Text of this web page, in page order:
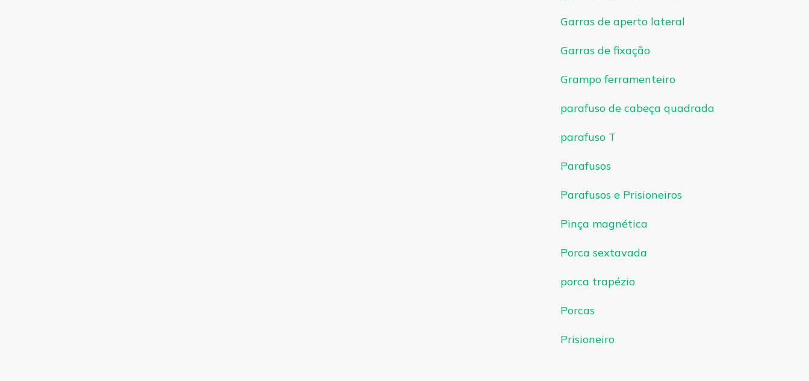
Garras de aperto lateral
Garras de fixação
Grampo ferramenteiro
parafuso de cabeça quadrada
parafuso T
Parafusos
Parafusos e Prisioneiros
Pinça magnética
Porca sextavada
porca trapézio
Porcas
Prisioneiro